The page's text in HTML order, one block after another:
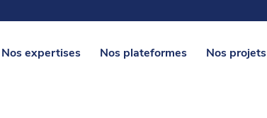
Nos expertises Nos plateformes Nos projets